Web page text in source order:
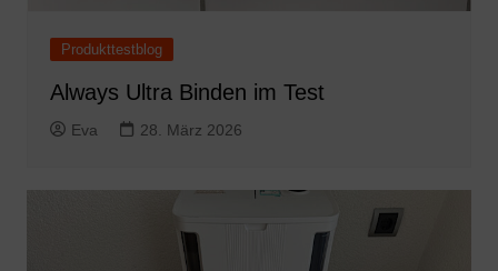
Produkttestblog
Always Ultra Binden im Test
Eva 28. März 2026